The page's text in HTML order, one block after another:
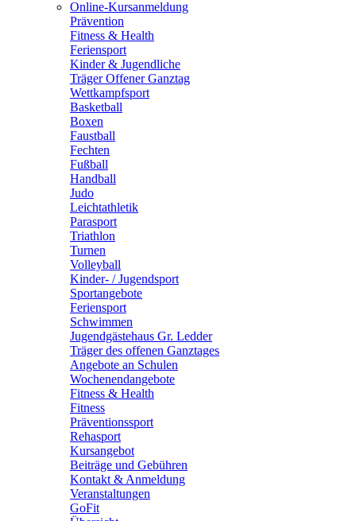
Online-Kursanmeldung
Prävention
Fitness & Health
Feriensport
Kinder & Jugendliche
Träger Offener Ganztag
Wettkampfsport
Basketball
Boxen
Faustball
Fechten
Fußball
Handball
Judo
Leichtathletik
Parasport
Triathlon
Turnen
Volleyball
Kinder- / Jugendsport
Sportangebote
Feriensport
Schwimmen
Jugendgästehaus Gr. Ledder
Träger des offenen Ganztages
Angebote an Schulen
Wochenendangebote
Fitness & Health
Fitness
Präventionssport
Rehasport
Kursangebot
Beiträge und Gebühren
Kontakt & Anmeldung
Veranstaltungen
GoFit